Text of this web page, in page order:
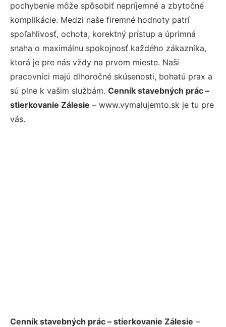
pochybenie môže spôsobiť nepríjemné a zbytočné
komplikácie. Medzi naše firemné hodnoty patrí
spoľahlivosť, ochota, korektný prístup a úprimná
snaha o maximálnu spokojnosť každého zákazníka,
ktorá je pre nás vždy na prvom mieste. Naši
pracovníci majú dlhoročné skúsenosti, bohatú prax a
sú plne k vašim službám. Cenník stavebných prác –
stierkovanie Zálesie – www.vymalujemto.sk je tu pre
vás.
Cenník stavebných prác – stierkovanie Zálesie –